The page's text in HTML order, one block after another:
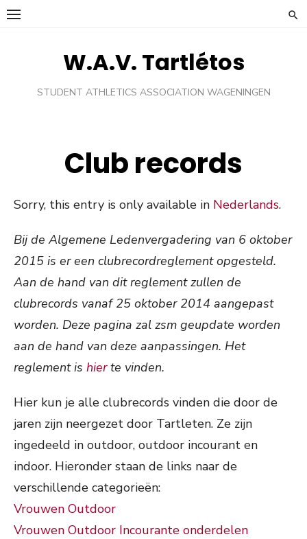
Skip
W.A.V. Tartlétos
STUDENT ATHLETICS ASSOCIATION WAGENINGEN
Club records
Sorry, this entry is only available in Nederlands.
Bij de Algemene Ledenvergadering van 6 oktober
2015 is er een clubrecordreglement opgesteld.
Aan de hand van dit reglement zullen de
clubrecords vanaf 25 oktober 2014 aangepast
worden. Deze pagina zal zsm geupdate worden
aan de hand van deze aanpassingen. Het
reglement is hierte vinden.
Hier kun je alle clubrecords vinden die door de
jaren zijn neergezet door Tartleten. Ze zijn
ingedeeld in outdoor, outdoor incourant en
indoor. Hieronder staan de links naar de
verschillende categorieën:
Vrouwen Outdoor
Vrouwen Outdoor Incourante onderdelen